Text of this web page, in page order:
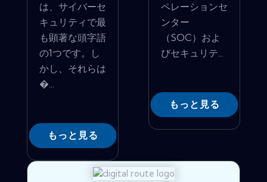
は、サイバーセ
キュリティで最
も顕著な頭字語
の1つです。し
かし、それらは
�...
もっと見る
ペレーションセ
ンター
（SOC）およ
びセキュリテ...
もっと見る